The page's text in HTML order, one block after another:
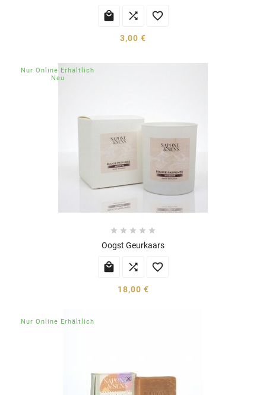
  
3,00 €
Nur Online Erhältlich
Neu
    
Oogst Geurkaars
  
18,00 €
Nur Online Erhältlich